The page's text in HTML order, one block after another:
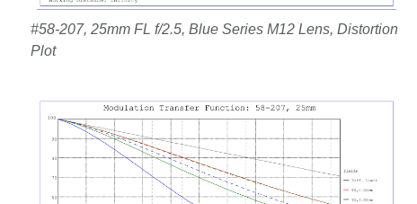
#58-207, 25mm FL f/2.5, Blue Series M12 Lens, Distortion
Plot